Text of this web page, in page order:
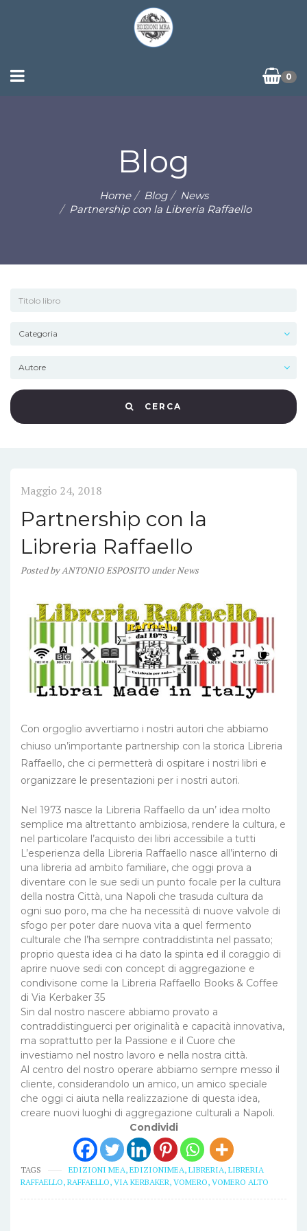
0
Blog
Home Blog
News
Partnership con la Libreria Raffaello
CERCA
Maggio 24, 2018
Partnership con la
Libreria Raffaello
PostedbyANTONIO ESPOSITO underNews
Con orgoglio avvertiamo i nostri autori che abbiamo
chiuso un’importante partnership con la storica Libreria
Raffaello, che ci permetterà di ospitare i nostri libri e
organizzare le presentazioni per i nostri autori.
Nel 1973 nasce la Libreria Raffaello da un’ idea molto
semplice ma altrettanto ambiziosa, rendere la cultura, e
nel particolare l’acquisto dei libri accessibile a tutti
L’esperienza della Libreria Raffaello nasce all’interno di
una libreria ad ambito familiare, che oggi prova a
diventare con le sue sedi un punto focale per la cultura
della nostra Città, una Napoli che trasuda cultura da
ogni suo poro, ma che ha necessità di nuove valvole di
sfogo per poter dare nuova vita a quel fermento
culturale che l’ha sempre contraddistinta nel passato;
proprio questa idea ci ha dato la spinta ed il coraggio di
aprire nuove sedi con concept di aggregazione e
condivisone come la Libreria Raffaello Books & Coffee
di Via Kerbaker 35
Sin dal nostro nascere abbiamo provato a
contraddistinguerci per originalità e capacità innovativa,
ma soprattutto per la Passione e il Cuore che
investiamo nel nostro lavoro e nella nostra città.
Al centro del nostro operare abbiamo sempre messo il
cliente, considerandolo un amico, un amico speciale
che oggi ci aiuta nella realizzazione di questa idea,
creare nuovi luoghi di aggregazione culturali a Napoli.
Condividi
TAGS EDIZIONI MEA, EDIZIONIMEA, LIBRERIA, LIBRERIA
RAFFAELLO, RAFFAELLO, VIA KERBAKER, VOMERO, VOMERO ALTO